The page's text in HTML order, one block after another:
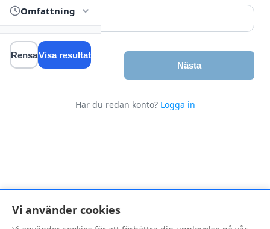
Omfattning
RensaVisa resultat
Jag är coach
Nästa
Har du redan konto? Logga in
Vi använder cookies